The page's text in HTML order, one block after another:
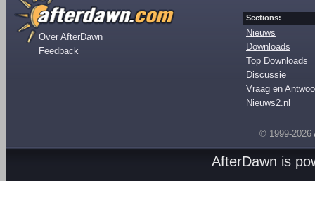
Over AfterDawn
Feedback
Sections:
Nieuws
Downloads
Top Downloads
Discussie
Vraag en
Nieuws2.nl
© 1999-2026
AfterDawn is